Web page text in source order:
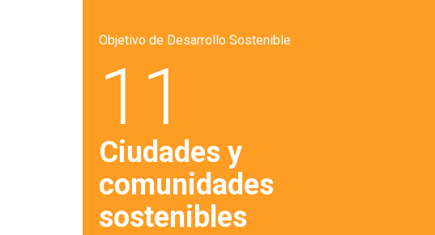
Objetivo de Desarrollo Sostenible
11
Ciudades y
comunidades
sostenibles